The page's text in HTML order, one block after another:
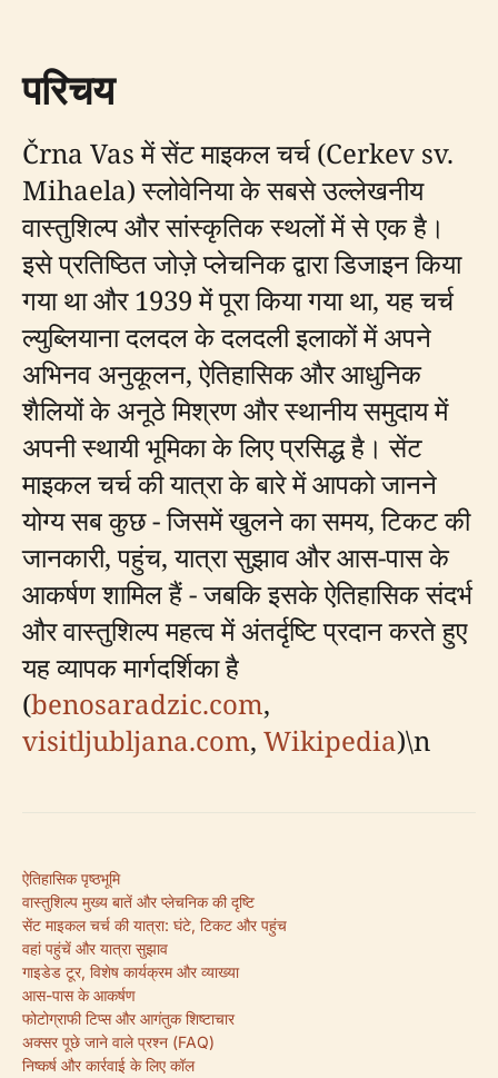
परिचय
Črna Vas में सेंट माइकल चर्च (Cerkev sv.
Mihaela) स्लोवेनिया के सबसे उल्लेखनीय
वास्तुशिल्प और सांस्कृतिक स्थलों में से एक है।
इसे प्रतिष्ठित जोज़े प्लेचनिक द्वारा डिजाइन किया
गया था और 1939 में पूरा किया गया था, यह चर्च
ल्युब्लियाना दलदल के दलदली इलाकों में अपने
अभिनव अनुकूलन, ऐतिहासिक और आधुनिक
शैलियों के अनूठे मिश्रण और स्थानीय समुदाय में
अपनी स्थायी भूमिका के लिए प्रसिद्ध है। सेंट
माइकल चर्च की यात्रा के बारे में आपको जानने
योग्य सब कुछ - जिसमें खुलने का समय, टिकट की
जानकारी, पहुंच, यात्रा सुझाव और आस-पास के
आकर्षण शामिल हैं - जबकि इसके ऐतिहासिक संदर्भ
और वास्तुशिल्प महत्व में अंतर्दृष्टि प्रदान करते हुए
यह व्यापक मार्गदर्शिका है
(benosaradzic.com,
visitljubljana.com, Wikipedia)\n
ऐतिहासिक पृष्ठभूमि
वास्तुशिल्प मुख्य बातें और प्लेचनिक की दृष्टि
सेंट माइकल चर्च की यात्रा: घंटे, टिकट और पहुंच
वहां पहुंचें और यात्रा सुझाव
गाइडेड टूर, विशेष कार्यक्रम और व्याख्या
आस-पास के आकर्षण
फोटोग्राफी टिप्स और आगंतुक शिष्टाचार
अक्सर पूछे जाने वाले प्रश्न (FAQ)
निष्कर्ष और कार्रवाई के लिए कॉल